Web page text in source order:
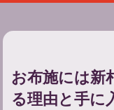
お布施には新
る理由と手に